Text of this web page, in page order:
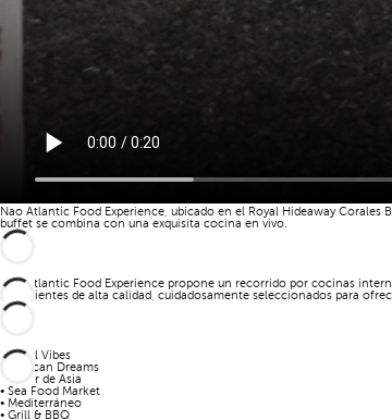
Nao Atlantic Food Experience, ubicado en el Royal Hideaway
buffet se combina con una exquisita cocina en vivo.
Nao Atlantic Food Experience propone un recorrido por cocinas
ingredientes de alta calidad, cuidadosamente seleccionados para
• Local Vibes
• Mexican Dreams
• Sabor de Asia
• Sea Food Market
• Mediterráneo
• Grill & BBQ